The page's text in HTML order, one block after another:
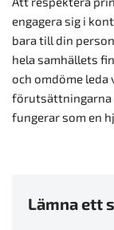
engagera sig i
bara till din
hela samhällets
och omdöme leda
förutsättningarna
fungerar som en
Lämna ett